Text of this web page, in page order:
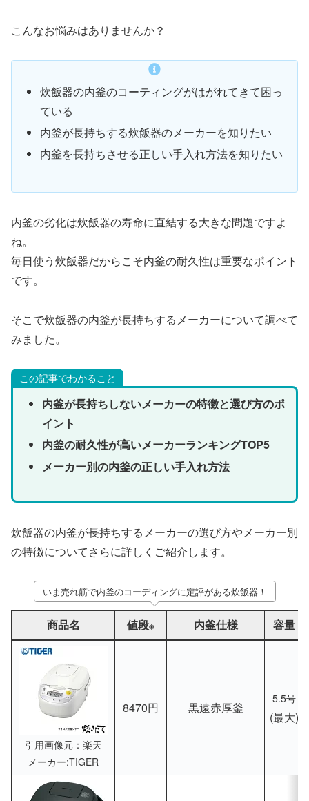
こんなお悩みはありませんか？
炊飯器の内釜のコーティングがはがれてきて困っ
ている
内釜が長持ちする炊飯器のメーカーを知りたい
内釜を長持ちさせる正しい手入れ方法を知りたい
内釜の劣化は炊飯器の寿命に直結する大きな問題ですよ
ね。
毎日使う炊飯器だからこそ内釜の耐久性は重要なポイント
です。
そこで炊飯器の内釜が長持ちするメーカーについて調べて
みました。
この記事でわかること
内釜が長持ちしないメーカーの特徴と選び方のポ
イント
内釜の耐久性が高いメーカーランキングTOP5
メーカー別の内釜の正しい手入れ方法
炊飯器の内釜が長持ちするメーカーの選び方やメーカー別
の特徴についてさらに詳しくご紹介します。
いま売れ筋で内釜のコーディングに定評がある炊飯器！
商品名 値段※ 内釜仕様 容量
引用画像元：楽天
メーカー:TIGER
8470円 黒遠赤厚釜
5.5号
(最大)